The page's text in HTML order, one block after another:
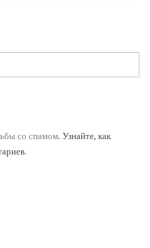
со спамом. Узнайте, как
.